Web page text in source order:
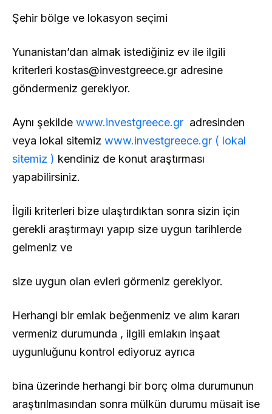
Şehir bölge ve lokasyon seçimi
Yunanistan’dan almak istediğiniz ev ile ilgili
kriterleri kostas@investgreece.gr adresine
göndermeniz gerekiyor.
Aynı şekilde www.investgreece.gr adresinden
veya lokal sitemiz www.investgreece.gr ( lokal
sitemiz ) kendiniz de konut araştırması
yapabilirsiniz.
İlgili kriterleri bize ulaştırdıktan sonra sizin için
gerekli araştırmayı yapıp size uygun tarihlerde
gelmeniz ve
size uygun olan evleri görmeniz gerekiyor.
Herhangi bir emlak beğenmeniz ve alım kararı
vermeniz durumunda , ilgili emlakın inşaat
uygunluğunu kontrol ediyoruz ayrıca
bina üzerinde herhangi bir borç olma durumunun
araştırılmasından sonra mülkün durumu müsait ise